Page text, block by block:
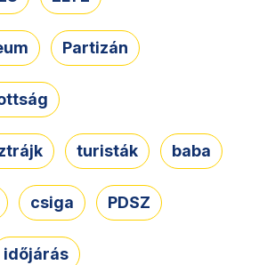
Partizán
turisták baba
csiga PDSZ
időjárás